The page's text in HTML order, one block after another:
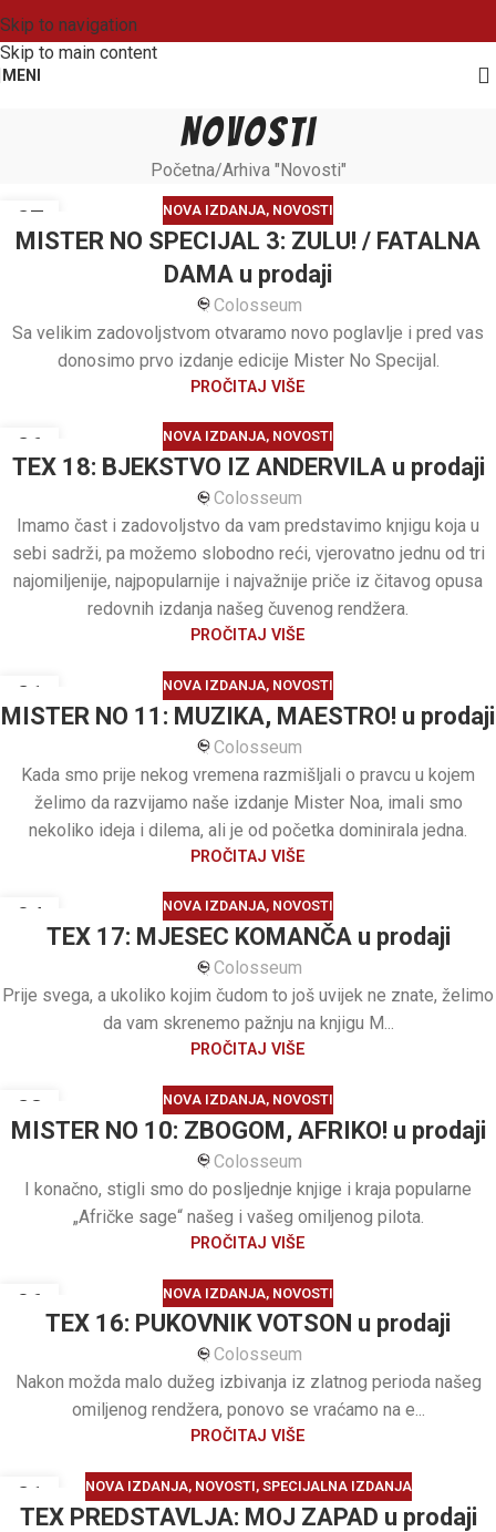
Skip to navigation
Skip to main content
MENI
Novosti
Početna Arhiva "Novosti"
27
JUL
NOVA IZDANJA, NOVOSTI
MISTER NO SPECIJAL 3: ZULU! / FATALNA
DAMA u prodaji
Colosseum
Sa velikim zadovoljstvom otvaramo novo poglavlje i pred vas
donosimo prvo izdanje edicije Mister No Specijal.
PROČITAJ VIŠE
26
JUL
NOVA IZDANJA, NOVOSTI
TEX 18: BJEKSTVO IZ ANDERVILA u prodaji
Colosseum
Imamo čast i zadovoljstvo da vam predstavimo knjigu koja u
sebi sadrži, pa možemo slobodno reći, vjerovatno jednu od tri
najomiljenije, najpopularnije i najvažnije priče iz čitavog opusa
redovnih izdanja našeg čuvenog rendžera.
PROČITAJ VIŠE
21
JUN
NOVA IZDANJA, NOVOSTI
MISTER NO 11: MUZIKA, MAESTRO! u prodaji
Colosseum
Kada smo prije nekog vremena razmišljali o pravcu u kojem
želimo da razvijamo naše izdanje Mister Noa, imali smo
nekoliko ideja i dilema, ali je od početka dominirala jedna.
PROČITAJ VIŠE
04 NOVA IZDANJA, NOVOSTI
TEX 17: MJESEC KOMANČA u prodaji
Colosseum
Prije svega, a ukoliko kojim čudom to još uvijek ne znate, želimo
da vam skrenemo pažnju na knjigu M...
PROČITAJ VIŠE
28
APR
NOVA IZDANJA, NOVOSTI
MISTER NO 10: ZBOGOM, AFRIKO! u prodaji
Colosseum
I konačno, stigli smo do posljednje knjige i kraja popularne
„Afričke sage“ našeg i vašeg omiljenog pilota.
PROČITAJ VIŠE
06 NOVA IZDANJA, NOVOSTI
TEX 16: PUKOVNIK VOTSON u prodaji
Colosseum
Nakon možda malo dužeg izbivanja iz zlatnog perioda našeg
omiljenog rendžera, ponovo se vraćamo na e...
PROČITAJ VIŠE
21
MAR
NOVA IZDANJA, NOVOSTI, SPECIJALNA IZDANJA
TEX PREDSTAVLJA: MOJ ZAPAD u prodaji